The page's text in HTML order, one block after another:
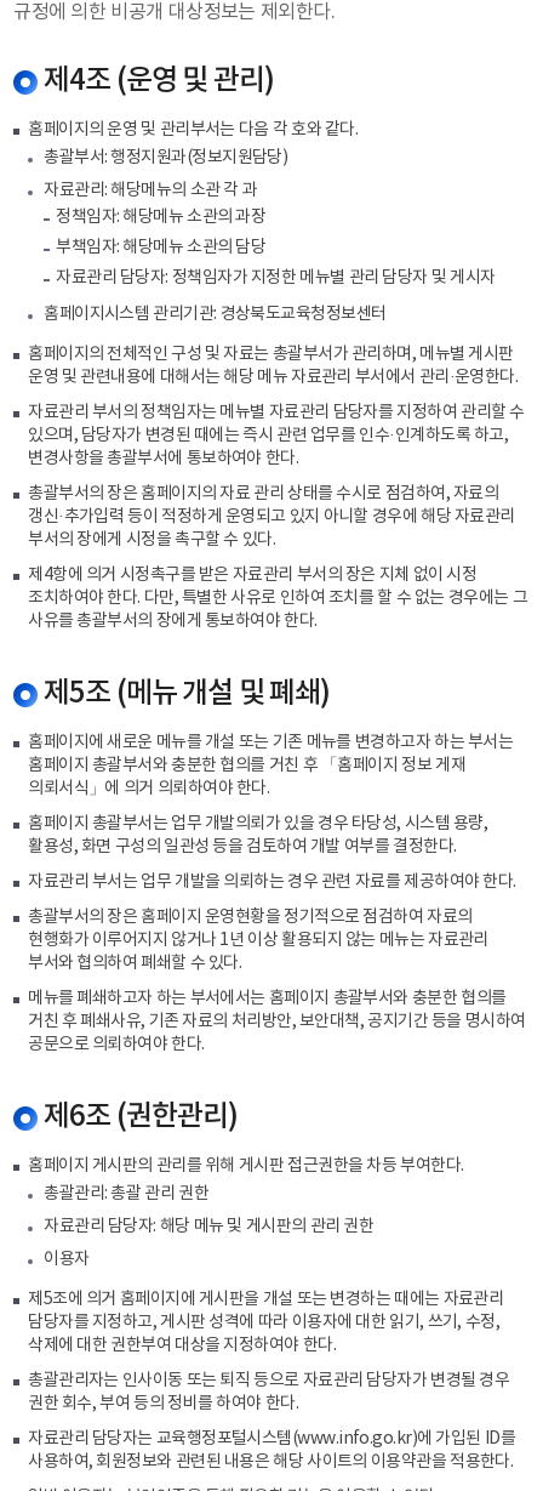
규정에 의한 비공개 대상정보는 제외한다.
제4조 (운영 및 관리)
홈페이지의 운영 및 관리부서는 다음 각 호와 같다.
총괄부서: 행정지원과(정보지원담당)
자료관리: 해당메뉴의 소관 각 과
정책임자: 해당메뉴 소관의 과장
부책임자: 해당메뉴 소관의 담당
자료관리 담당자: 정책임자가 지정한 메뉴별 관리 담당자 및 게시자
홈페이지시스템 관리기관: 경상북도교육청정보센터
홈페이지의 전체적인 구성 및 자료는 총괄부서가 관리하며, 메뉴별 게시판
운영 및 관련내용에 대해서는 해당 메뉴 자료관리 부서에서 관리·운영한다.
자료관리 부서의 정책임자는 메뉴별 자료관리 담당자를 지정하여 관리할 수
있으며, 담당자가 변경된 때에는 즉시 관련 업무를 인수·인계하도록 하고,
변경사항을 총괄부서에 통보하여야 한다.
총괄부서의 장은 홈페이지의 자료 관리 상태를 수시로 점검하여, 자료의
갱신·추가입력 등이 적정하게 운영되고 있지 아니할 경우에 해당 자료관리
부서의 장에게 시정을 촉구할 수 있다.
제4항에 의거 시정촉구를 받은 자료관리 부서의 장은 지체 없이 시정
조치하여야 한다. 다만, 특별한 사유로 인하여 조치를 할 수 없는 경우에는 그
사유를 총괄부서의 장에게 통보하여야 한다.
제5조 (메뉴 개설 및 폐쇄)
홈페이지에 새로운 메뉴를 개설 또는 기존 메뉴를 변경하고자 하는 부서는
홈페이지 총괄부서와 충분한 협의를 거친 후 「홈페이지 정보 게재
의뢰서식」에 의거 의뢰하여야 한다.
홈페이지 총괄부서는 업무 개발의뢰가 있을 경우 타당성, 시스템 용량,
활용성, 화면 구성의 일관성 등을 검토하여 개발 여부를 결정한다.
자료관리 부서는 업무 개발을 의뢰하는 경우 관련 자료를 제공하여야 한다.
총괄부서의 장은 홈페이지 운영현황을 정기적으로 점검하여 자료의
현행화가 이루어지지 않거나 1년 이상 활용되지 않는 메뉴는 자료관리
부서와 협의하여 폐쇄할 수 있다.
메뉴를 폐쇄하고자 하는 부서에서는 홈페이지 총괄부서와 충분한 협의를
거친 후 폐쇄사유, 기존 자료의 처리방안, 보안대책, 공지기간 등을 명시하여
공문으로 의뢰하여야 한다.
제6조 (권한관리)
홈페이지 게시판의 관리를 위해 게시판 접근권한을 차등 부여한다.
총괄관리: 총괄 관리 권한
자료관리 담당자: 해당 메뉴 및 게시판의 관리 권한
이용자
제5조에 의거 홈페이지에 게시판을 개설 또는 변경하는 때에는 자료관리
담당자를 지정하고, 게시판 성격에 따라 이용자에 대한 읽기, 쓰기, 수정,
삭제에 대한 권한부여 대상을 지정하여야 한다.
총괄관리자는 인사이동 또는 퇴직 등으로 자료관리 담당자가 변경될 경우
권한 회수, 부여 등의 정비를 하여야 한다.
자료관리 담당자는 교육행정포털시스템(www.info.go.kr)에 가입된 ID를
사용하여, 회원정보와 관련된 내용은 해당 사이트의 이용약관을 적용한다.